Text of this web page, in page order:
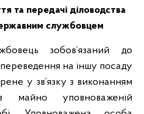
та передачі діловодства
службовцем
зобов’язаний до
на іншу посаду
у зв’язку з виконанням
майно уповноваженій